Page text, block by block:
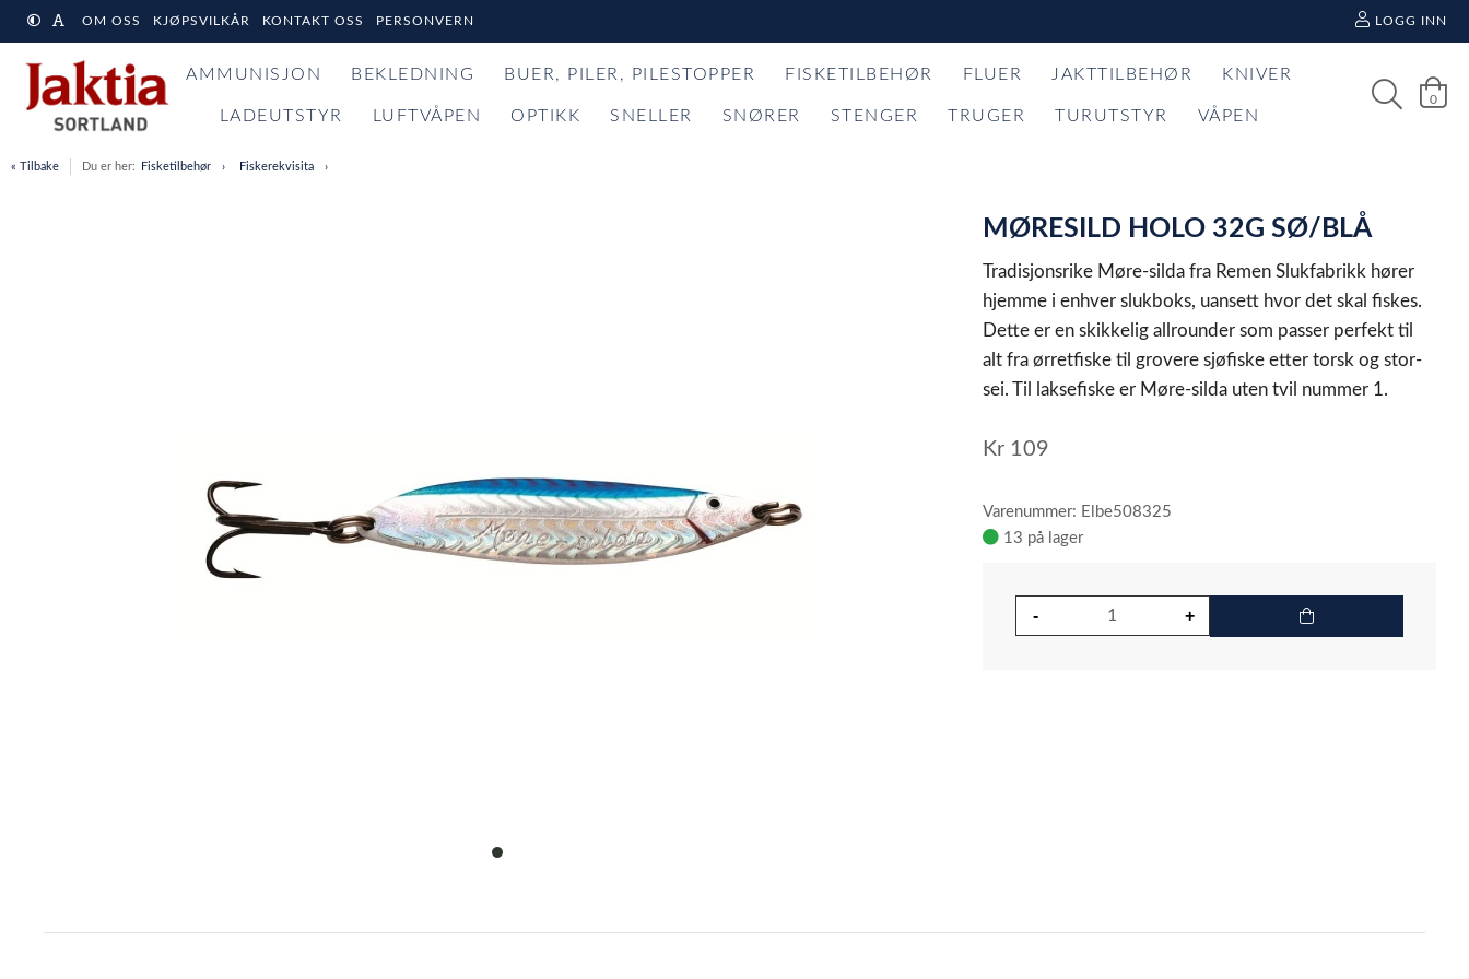
OM OSS KJØPSVILKÅR KONTAKT OSS PERSONVERN LOGG INN
AMMUNISJON BEKLEDNING BUER, PILER, PILESTOPPER FISKETILBEHØR FLUER JAKTTILBEHØR KNIVER
LADEUTSTYR LUFTVÅPEN OPTIKK SNELLER SNØRER STENGER TRUGER TURUTSTYR VÅPEN
0
« Tilbake Du er her: Fisketilbehør Fiskerekvisita
item
of
MØRESILD HOLO 32G SØ/BLÅ
Tradisjonsrike Møre-silda fra Remen Slukfabrikk hører
hjemme i enhver slukboks, uansett hvor det skal fiskes.
Dette er en skikkelig allrounder som passer perfekt til
alt fra ørretfiske til grovere sjøfiske etter torsk og stor-
sei. Til laksefiske er Møre-silda uten tvil nummer 1.
Kr 109
Varenummer: Elbe508325
13 på lager